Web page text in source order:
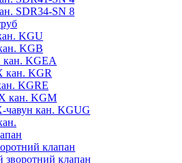
SDR34-SN 8
KGU
KGB
KGEA
кан. KGR
KGRE
кан. KGM
кан. KGUG
клапан
зворотний клапан